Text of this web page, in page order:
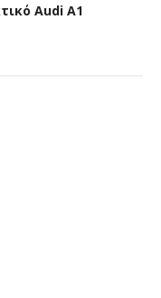
Audi A1